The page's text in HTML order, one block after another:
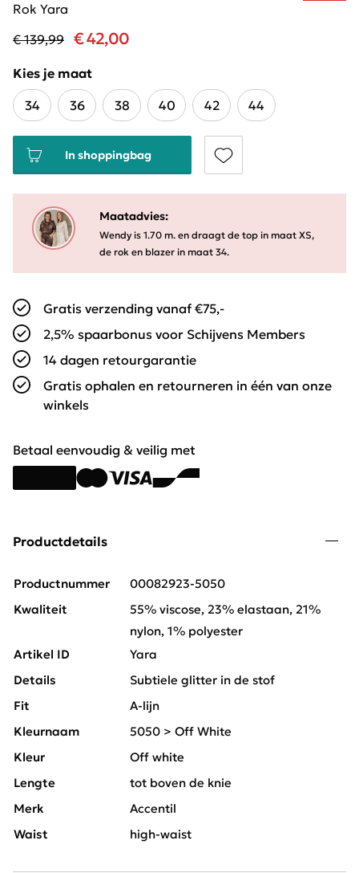
Rok Yara
€ 139,99 € 42,00
Kies je maat
34
36 38 40 42 44
In shoppingbag
Maatadvies:
Wendy is 1.70 m. en draagt de top in maat XS,
de rok en blazer in maat 34.
Gratis verzending vanaf €75,-
2,5% spaarbonus voor Schijvens Members
14 dagen retourgarantie
Gratis ophalen en retourneren in één van onze
winkels
Betaal eenvoudig & veilig met
Productdetails
Productnummer
00082923-5050
Kwaliteit
55% viscose, 23% elastaan, 21%
nylon, 1% polyester
Artikel ID
Yara
Details
Subtiele glitter in de stof
Fit
A-lijn
Kleurnaam
5050 > Off White
Kleur
Off white
Lengte
tot boven de knie
Merk
Accentil
Waist
high-waist